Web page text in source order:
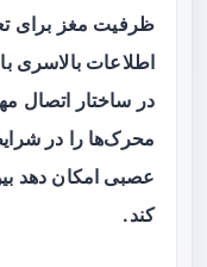
ظرفیت مغز برای
اطلاعات بالاسری
در ساختار اتصال
محرک‌ها را در
عصبی امکان دهد
کند.